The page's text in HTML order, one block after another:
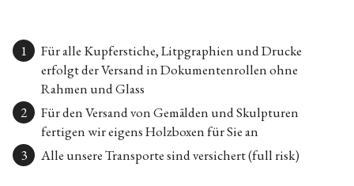
Für alle Kupferstiche, Litpgraphien und Drucke
erfolgt der Versand in Dokumentenrollen ohne
Rahmen und Glass
Für den Versand von Gemälden und Skulpturen
fertigen wir eigens Holzboxen für Sie an
Alle unsere Transporte sind versichert (full risk)